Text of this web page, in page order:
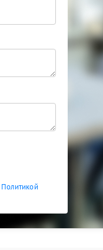
Политикой